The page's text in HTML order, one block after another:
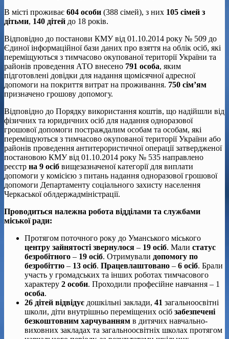
В місті проживає 604 особи (388 сімей), з них 105 сімей з
дітьми, 140 дітей до 18 років.
Відповідно до постанови КМУ від 01.10.2014 року № 509 до
Єдиної інформаційної бази даних про взяття на облік осіб, які
переміщуються з тимчасово окупованої території України та
районів проведення АТО внесено 791 особа, яким
підготовлені довідки для надання щомісячної адресної
допомоги на покриття витрат на проживання. 750 сім’ям
призначено грошову допомогу.
Відповідно до Порядку використання коштів, що надійшли від
фізичних та юридичних осіб для надання одноразової
грошової допомоги постраждалим особам та особам, які
переміщуються з тимчасово окупованої території України або
районів проведення антитерористичної операції затвердженої
постановою КМУ від 01.10.2014 року № 535 направлено
реєстр на 9 осіб вищезазначеної категорії для виплати
допомоги у комісією з питань надання одноразової грошової
допомоги Департаменту соціального захисту населення
Черкаської облдержадміністрації.
Проводиться належна робота відділами та службами
міської ради:
Протягом поточного року до Уманського міського
центру зайнятості звернулося – 19 осіб. Мали статус
безробітного – 19 осіб. Отримували допомогу по
безробіттю – 13 осіб. Працевлаштовано – 6 осіб. Брали
участь у громадських та інших роботах тимчасового
характеру 2 особи. Проходили професійне навчання – 1
особа.
26 дітей відвідує дошкільні заклади, 41 загальноосвітні
школи, діти внутрішньо переміщених осіб забезпечені
безкоштовним харчуванням в дитячих навчально-
виховних закладах та загальноосвітніх школах протягом